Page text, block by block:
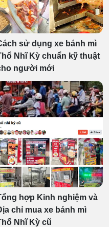
sử dụng xe bánh mì
Nhĩ Kỳ chuẩn kỹ thuật
người mới
hợp Kinh nghiệm và
chỉ mua xe bánh mì
Nhĩ Kỳ cũ